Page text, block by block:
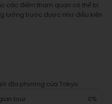
các điểm tham quan có thể bị
lường trước được như điều kiện
địa phương của Tokyo.
tour
0%